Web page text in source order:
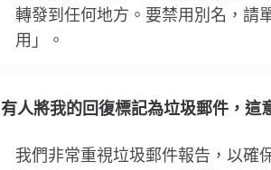
轉發到任何地方。要禁用別名，請
用」。
有人將我的回復標記為垃圾郵件，這
我們非常重視垃圾郵件報告，以確